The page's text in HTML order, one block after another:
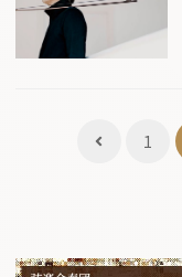
ゲ
1